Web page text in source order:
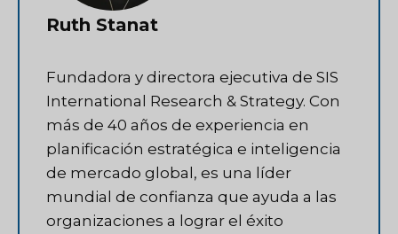
Ruth Stanat
Fundadora y directora ejecutiva de SIS
International Research & Strategy. Con
más de 40 años de experiencia en
planificación estratégica e inteligencia
de mercado global, es una líder
mundial de confianza que ayuda a las
organizaciones a lograr el éxito